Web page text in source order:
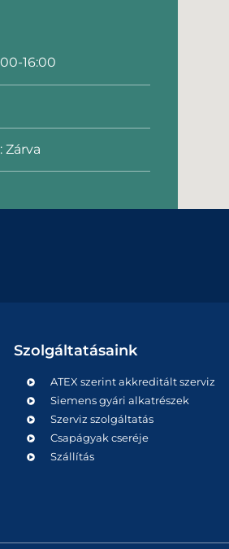
16:00
Zárva
Szolgáltatásaink
ATEX szerint akkreditált szerviz
Siemens gyári alkatrészek
Szerviz szolgáltatás
Csapágyak cseréje
Szállítás